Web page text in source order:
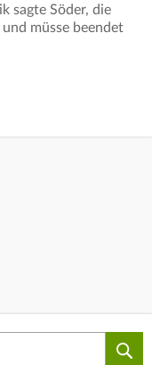
sagte Söder, die
müsse beendet